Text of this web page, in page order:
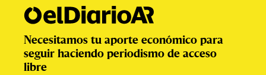
Necesitamos tu aporte económico para
seguir haciendo periodismo de acceso
libre